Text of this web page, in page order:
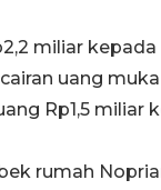
miliar
uang
Rp1,5 miliar
rumah